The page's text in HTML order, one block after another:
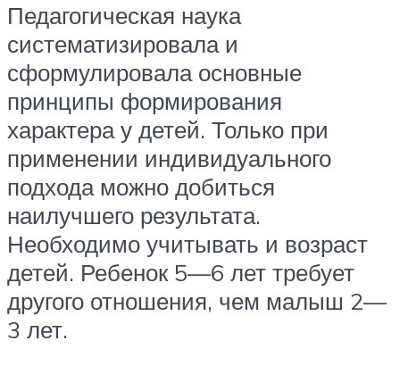
Педагогическая наука
систематизировала и
сформулировала основные
принципы формирования
характера у детей. Только при
применении индивидуального
подхода можно добиться
наилучшего результата.
Необходимо учитывать и возраст
детей. Ребенок 5—6 лет требует
другого отношения, чем малыш 2—
3 лет.